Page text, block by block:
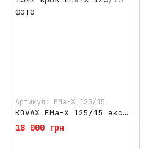
Артикул: EMa-X 125/15
KOVAX EMa-X 125/15 ексцентрик поліровка 15мм крок
18 000 грн